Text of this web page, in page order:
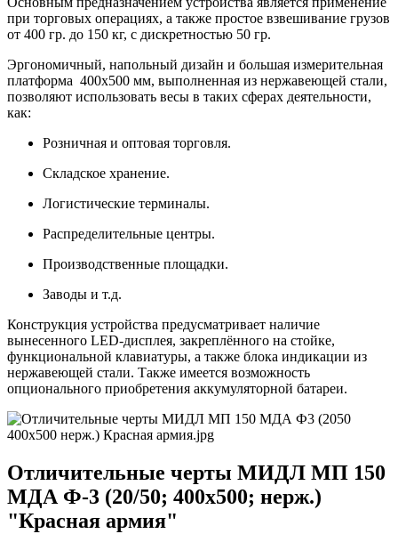
при торговых операциях, а также простое взвешивание грузов
от 400 гр. до 150 кг, с дискретностью 50 гр.
Эргономичный, напольный дизайн и большая измерительная
платформа 400х500 мм, выполненная из нержавеющей стали,
позволяют использовать весы в таких сферах деятельности,
как:
Розничная и оптовая торговля.
Складское хранение.
Логистические терминалы.
Распределительные центры.
Производственные площадки.
Заводы и т.д.
Конструкция устройства предусматривает наличие
вынесенного LED-дисплея, закреплённого на стойке,
функциональной клавиатуры, а также блока индикации из
нержавеющей стали. Также имеется возможность
опционального приобретения аккумуляторной батареи.
Отличительные черты МИДЛ МП 150
МДА Ф-3 (20/50; 400х500; нерж.)
"Красная армия"